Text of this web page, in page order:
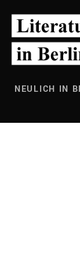
Inhalt
springen
NEULICH IN